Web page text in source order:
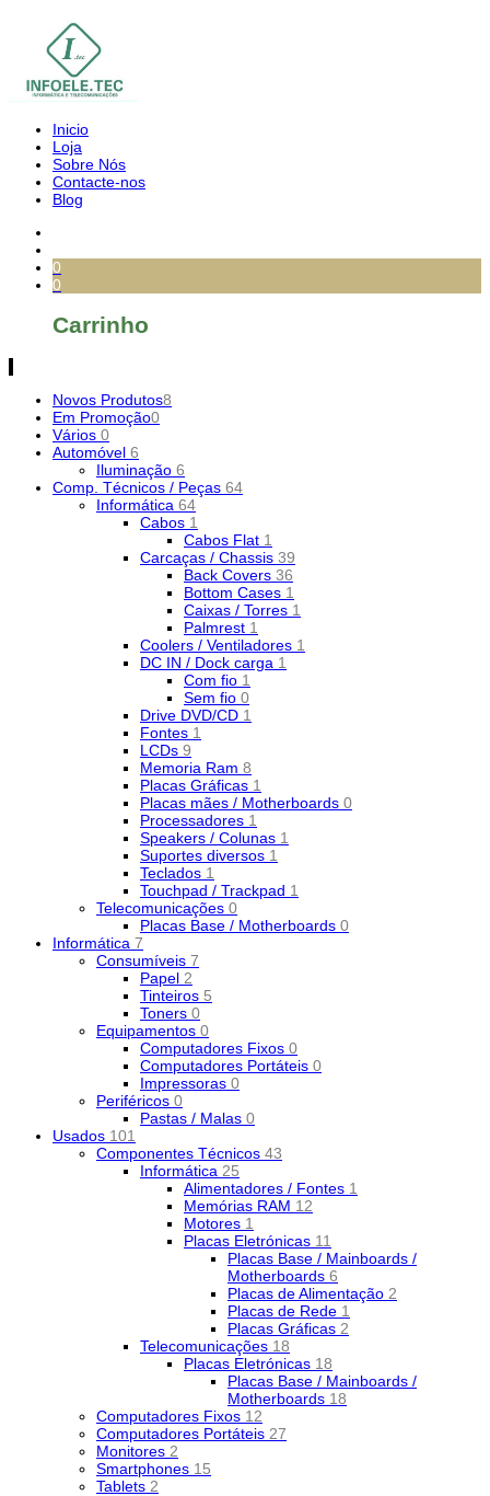
Inicio
Loja
Sobre Nós
Contacte-nos
Blog
0
0
Carrinho
Novos Produtos8
Em Promoção0
Vários 0
Automóvel 6
Iluminação 6
Comp. Técnicos / Peças 64
Informática 64
Cabos 1
Cabos Flat 1
Carcaças / Chassis 39
Back Covers 36
Bottom Cases 1
Caixas / Torres 1
Palmrest 1
Coolers / Ventiladores 1
DC IN / Dock carga 1
Com fio 1
Sem fio 0
Drive DVD/CD 1
Fontes 1
LCDs 9
Memoria Ram 8
Placas Gráficas 1
Placas mães / Motherboards 0
Processadores 1
Speakers / Colunas 1
Suportes diversos 1
Teclados 1
Touchpad / Trackpad 1
Telecomunicações 0
Placas Base / Motherboards 0
Informática 7
Consumíveis 7
Papel 2
Tinteiros 5
Toners 0
Equipamentos 0
Computadores Fixos 0
Computadores Portáteis 0
Impressoras 0
Periféricos 0
Pastas / Malas 0
Usados 101
Componentes Técnicos 43
Informática 25
Alimentadores / Fontes 1
Memórias RAM 12
Motores 1
Placas Eletrónicas 11
Placas Base / Mainboards /
Motherboards 6
Placas de Alimentação 2
Placas de Rede 1
Placas Gráficas 2
Telecomunicações 18
Placas Eletrónicas 18
Placas Base / Mainboards /
Motherboards 18
Computadores Fixos 12
Computadores Portáteis 27
Monitores 2
Smartphones 15
Tablets 2